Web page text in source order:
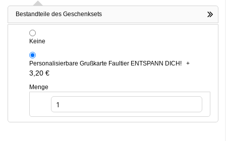
Bestandteile des Geschenksets
Keine
Personalisierbare Grußkarte Faultier ENTSPANN DICH! +
3,20 €
Menge